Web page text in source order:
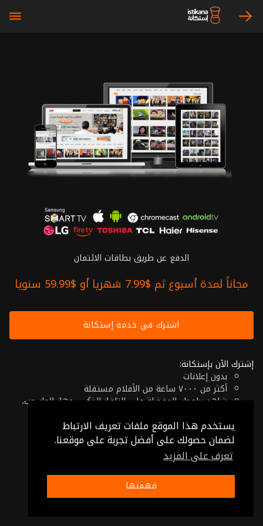
يستخدم هذا الموقع ملفات تعريف الارتباط
لضمان حصولك على أفضل تجربة على موقعنا.
تعرف على المزيد
فهمتها
arrow_right
bars
الدفع عن طريق بطاقات الائتمان
مجاناً لمدة أسبوع ثم $7.99 شهريا أو $59.99 سنويا
اشترك في خدمة إستكانة
إشترك الآن بإستكانة:
بدون إعلانات
أكثر من ٧٠٠٠ ساعة من الأفلام مستقلة
شاهد برامجك المفضلة على التلفاز الذكي، جهاز الحاسوب،
إلغاء في أي وقت
فقط $7.99 شهريا أو $59.99 سنويا
شروط الإستخدام-